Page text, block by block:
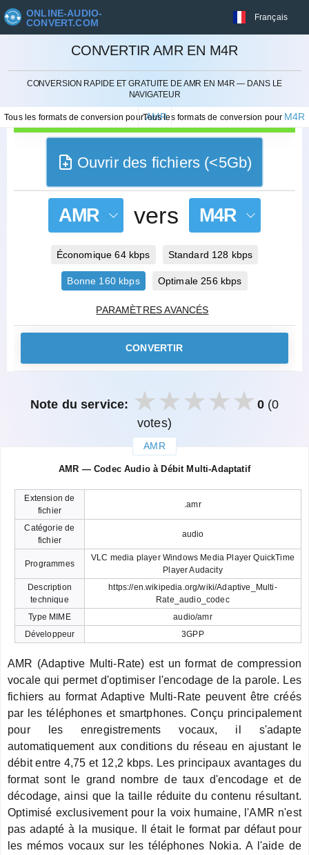
ONLINE-AUDIO-
CONVERT.COM
Français
CONVERTIR AMR EN M4R
CONVERSION RAPIDE ET GRATUITE DE AMR EN M4R — DANS LE
NAVIGATEUR
Tous les formats de conversion pourAMR
Tous les formats de conversion pour M4R
Ouvrir des fichiers (<5Gb)
AMR vers M4R
Économique 64 kbps Standard 128 kbps
Bonne 160 kbps Optimale 256 kbps
PARAMÈTRES AVANCÉS
CONVERTIR
Note du service: 0(0
votes)
AMR
AMR — Codec Audio à Débit Multi-Adaptatif
Extension de
fichier
.amr
Catégorie de
fichier
audio
Programmes
VLC media player Windows Media Player QuickTime
Player Audacity
Description
technique
https://en.wikipedia.org/wiki/Adaptive_Multi-
Rate_audio_codec
Type MIME
audio/amr
Développeur
3GPP
AMR (Adaptive Multi-Rate) est un format de compression
vocale qui permet d'optimiser l'encodage de la parole. Les
fichiers au format Adaptive Multi-Rate peuvent être créés
par les téléphones et smartphones. Conçu principalement
pour les enregistrements vocaux, il s'adapte
automatiquement aux conditions du réseau en ajustant le
débit entre 4,75 et 12,2 kbps. Les principaux avantages du
format sont le grand nombre de taux d'encodage et de
décodage, ainsi que la taille réduite du contenu résultant.
Optimisé exclusivement pour la voix humaine, l'AMR n'est
pas adapté à la musique. Il était le format par défaut pour
les mémos vocaux sur les téléphones Nokia. A l'aide de